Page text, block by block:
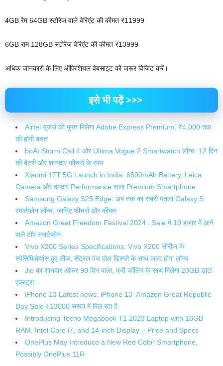
4GB रैम 64GB स्टोरेज वाले वेरिएंट की कीमत ₹11999
6GB राम 128GB स्टोरेज वेरिएंट की कीमत ₹13999
अधिक जानकारी के लिए ऑफिशियल वेबसाइट को जरूर विजिट करें।
इसे भी पढ़ें >>>
Airtel यूजर्स को मुफ्त मिलेगा Adobe Express Premium, ₹4,000 तक
की होगी बचत
boAt Storm Call 4 और Ultima Vogue 2 Smartwatch लॉन्च: 12 दिन
की बैटरी और शानदार फीचर्स के साथ
Xiaomi 17T 5G Launch in India: 6500mAh Battery, Leica
Camera और दमदार Performance वाला Premium Smartphone
Samsung Galaxy S25 Edge: अब तक का सबसे पतला Galaxy S
स्मार्टफोन लॉन्च, जानिए फीचर्स और कीमत
Amazon Great Freedom Festival 2024 : Sale में 10 हजार में आने
वाले टॉप स्मार्टफोन
Vivo X200 Series Specifications: Vivo X200 सीरीज के
स्पेसिफिकेशंस हुए लीक, सेंट्रल पंच होल डिस्प्ले के साथ जल्द होगा लॉन्च
Jio का शानदार ऑफर 90 दिन वाला, फ्री कॉलिंग के साथ मिलेगा 20GB डाटा
एक्स्ट्रा
iPhone 13 Latest news: iPhone 13 Amazon Great Republic
Day Sale ₹13000 सस्ता में मिल रहा है
Introducing Tecno Megabook T1 2023 Laptop with 16GB
RAM, Intel Core i7, and 14-inch Display – Price and Specs
OnePlus May Introduce a New Red Color Smartphone,
Possibly OnePlus 11R